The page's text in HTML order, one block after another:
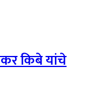
किबे यांचे